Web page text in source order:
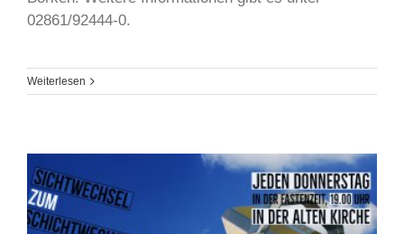
02861/92444-0.
Weiterlesen